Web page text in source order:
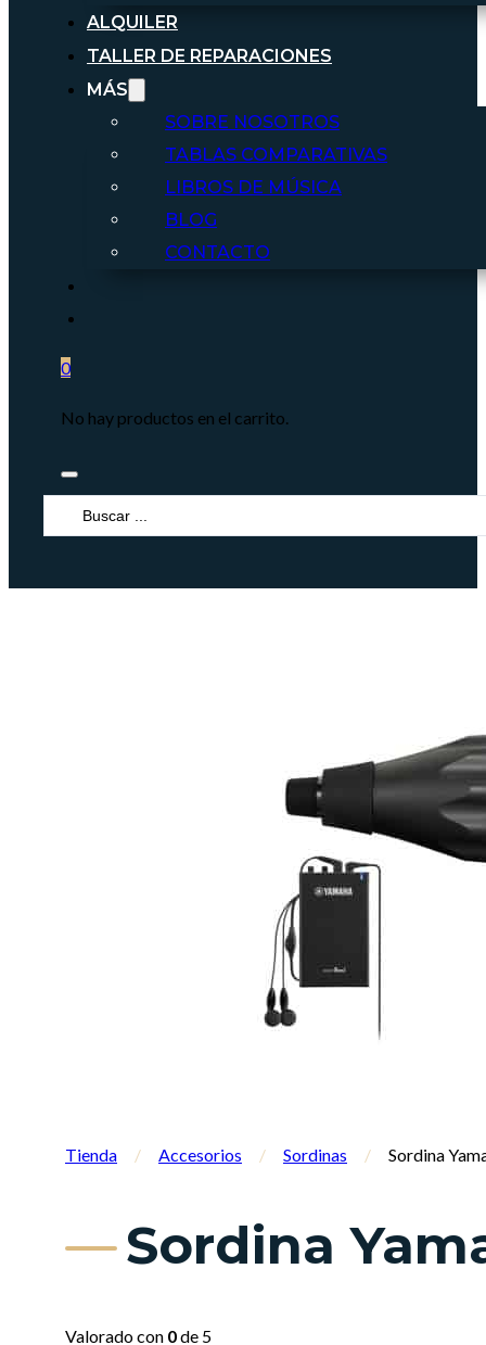
ALQUILER
TALLER DE REPARACIONES
MÁS
SOBRE NOSOTROS
TABLAS COMPARATIVAS
LIBROS DE MÚSICA
BLOG
CONTACTO
0
No hay productos en el carrito.
Search
...
Tienda / Accesorios / Sordinas / Sordina
Sordina
Valorado con 0de 5